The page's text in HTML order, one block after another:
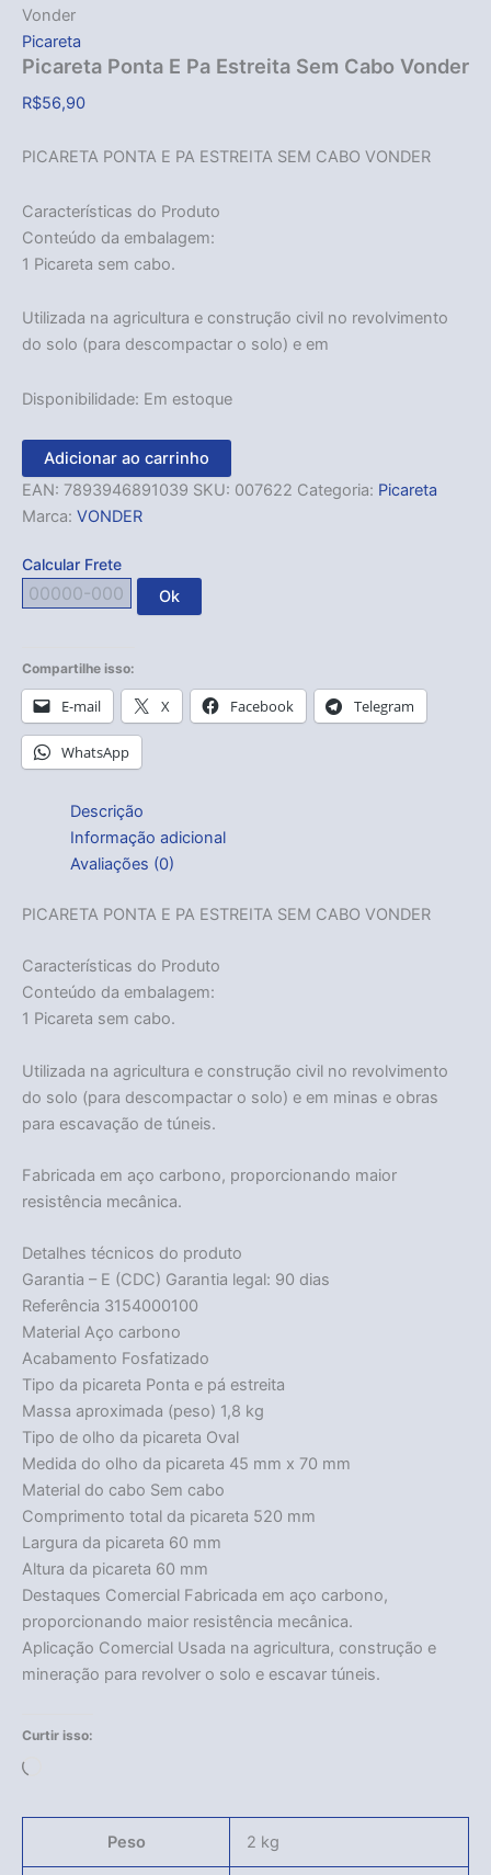
Vonder
Picareta
Picareta Ponta E Pa Estreita Sem Cabo Vonder
R$56,90
PICARETA PONTA E PA ESTREITA SEM CABO VONDER
Características do Produto
Conteúdo da embalagem:
1 Picareta sem cabo.
Utilizada na agricultura e construção civil no revolvimento
do solo (para descompactar o solo) e em
Disponibilidade: Em estoque
Adicionar ao carrinho
EAN: 7893946891039 SKU: 007622 Categoria: Picareta
Marca: VONDER
Calcular Frete
Ok
Compartilhe isso:
E-mail X Facebook Telegram
WhatsApp
Descrição
Informação adicional
Avaliações (0)
PICARETA PONTA E PA ESTREITA SEM CABO VONDER
Características do Produto
Conteúdo da embalagem:
1 Picareta sem cabo.
Utilizada na agricultura e construção civil no revolvimento
do solo (para descompactar o solo) e em minas e obras
para escavação de túneis.
Fabricada em aço carbono, proporcionando maior
resistência mecânica.
Detalhes técnicos do produto
Garantia – E (CDC) Garantia legal: 90 dias
Referência 3154000100
Material Aço carbono
Acabamento Fosfatizado
Tipo da picareta Ponta e pá estreita
Massa aproximada (peso) 1,8 kg
Tipo de olho da picareta Oval
Medida do olho da picareta 45 mm x 70 mm
Material do cabo Sem cabo
Comprimento total da picareta 520 mm
Largura da picareta 60 mm
Altura da picareta 60 mm
Destaques Comercial Fabricada em aço carbono,
proporcionando maior resistência mecânica.
Aplicação Comercial Usada na agricultura, construção e
mineração para revolver o solo e escavar túneis.
Curtir isso:
Peso 2 kg